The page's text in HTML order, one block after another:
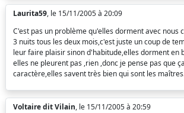
Laurita59, le 15/11/2005 à 20:09
C'est pas un problème qu'elles dorment avec nous
3 nuits tous les deux mois,c'est juste un coup de
leur faire plaisir sinon d'habitude,elles dorment en
elles ne pleurent pas ,rien ,donc je pense pas que
caractère,elles savent très bien qui sont les
Voltaire dit Vilain, le 15/11/2005 à 20:59